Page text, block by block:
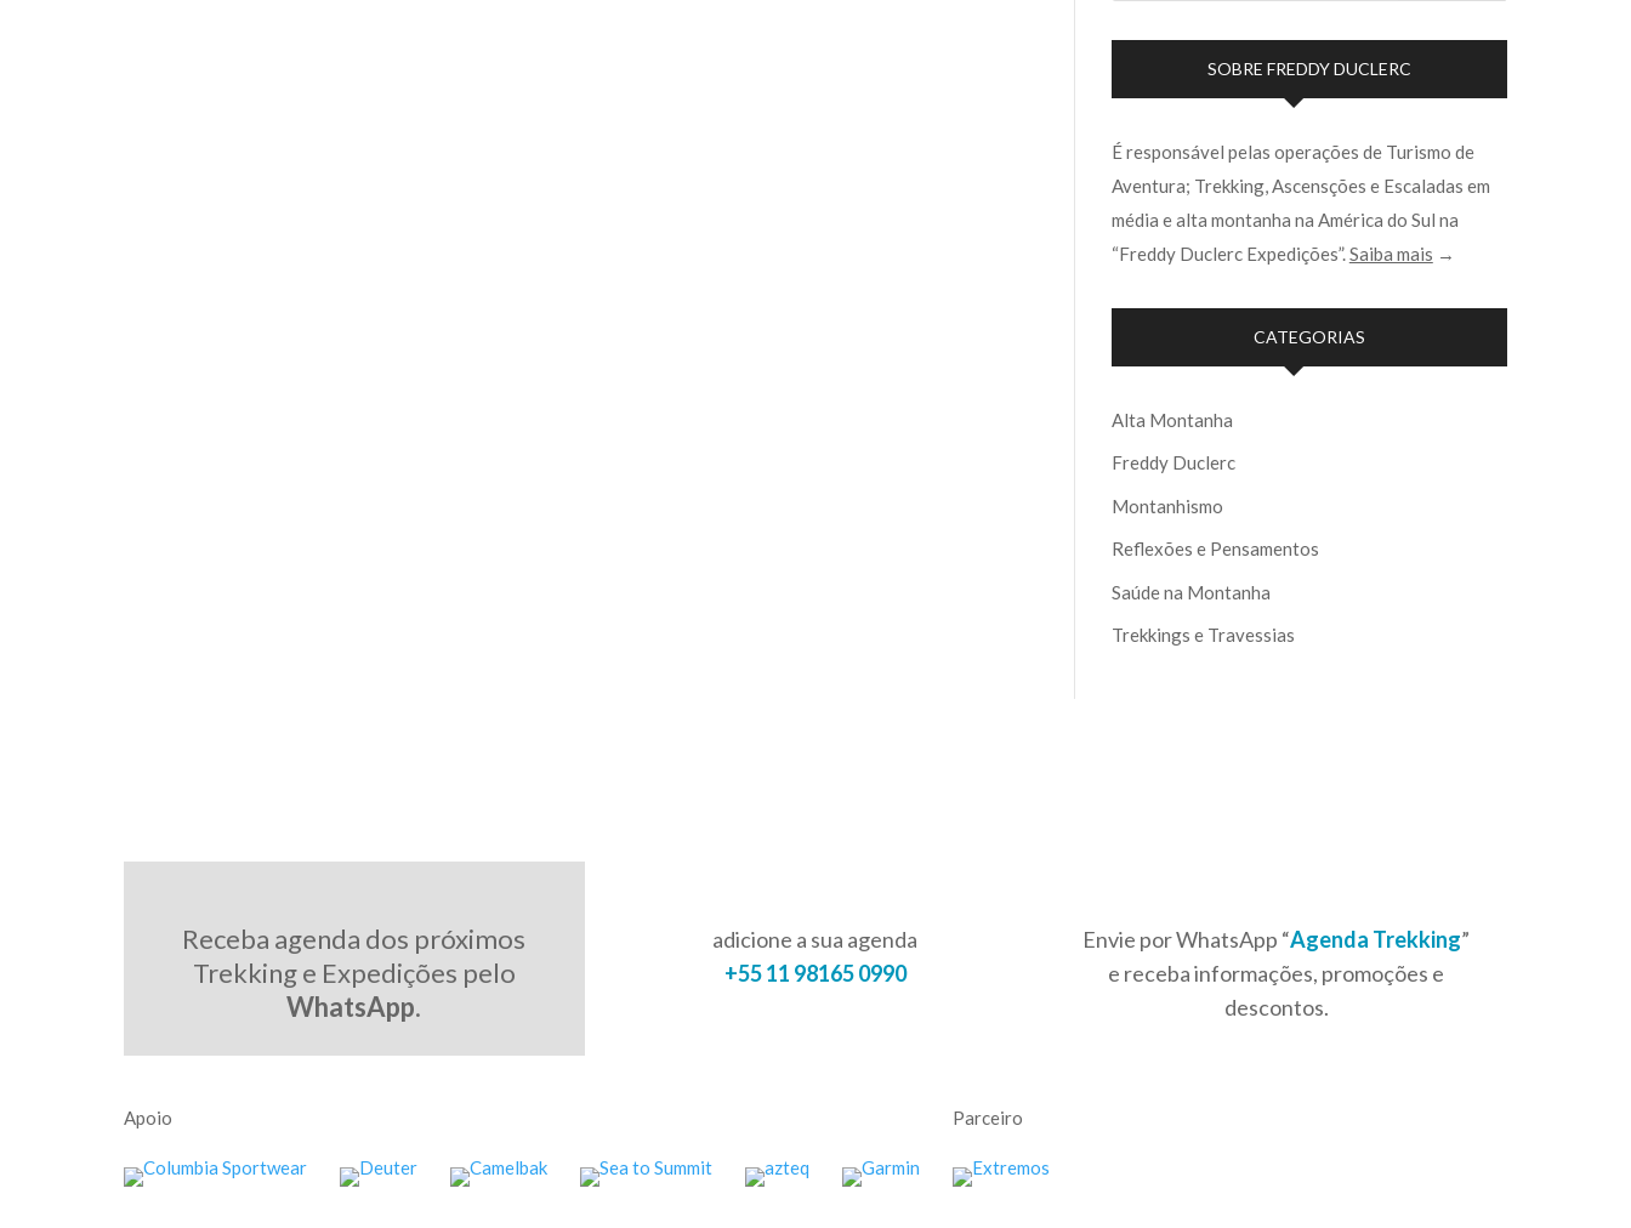
SOBRE FREDDY DUCLERC
É responsável pelas operações de Turismo de
Aventura; Trekking, Ascensções e Escaladas em
média e alta montanha na América do Sul na
“Freddy Duclerc Expedições”.Saiba mais →
CATEGORIAS
Alta Montanha
Freddy Duclerc
Montanhismo
Reflexões e Pensamentos
Saúde na Montanha
Trekkings e Travessias
Receba agenda dos próximos
Trekking e Expedições pelo
WhatsApp.
adicione a sua agenda
+55 11 98165 0990
Envie por WhatsApp “Agenda Trekking”
e receba informações, promoções e
descontos.
Apoio Parceiro